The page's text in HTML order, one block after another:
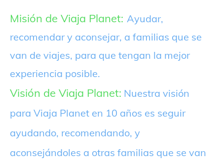
Misión de Viaja Planet: Ayudar,
recomendar y aconsejar, a familias que se
van de viajes, para que tengan la mejor
experiencia posible.
Visión de Viaja Planet: Nuestra visión
para Viaja Planet en 10 años es seguir
ayudando, recomendando, y
aconsejándoles a otras familias que se van